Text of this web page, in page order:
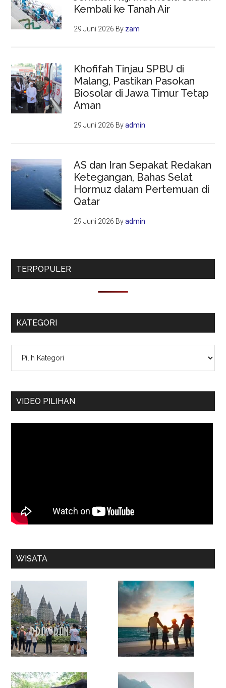
Kembali ke Tanah Air
29 Juni 2026 By zam
Khofifah Tinjau SPBU di
Malang, Pastikan Pasokan
Biosolar di Jawa Timur Tetap
Aman
29 Juni 2026 Byadmin
AS dan Iran Sepakat Redakan
Ketegangan, Bahas Selat
Hormuz dalam Pertemuan di
Qatar
29 Juni 2026 Byadmin
TERPOPULER
KATEGORI
VIDEO PILIHAN
WISATA